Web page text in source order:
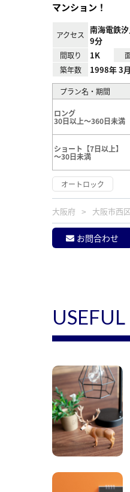
マンション！
アクセス
南海電鉄
9分
間取り 1K
築年数 1998年 3
プラン名・期間
ロング
30日以上～360日未満
ショート【7日以上】
～30日未満
オートロック
大阪府 大阪市西区
お問合わせ